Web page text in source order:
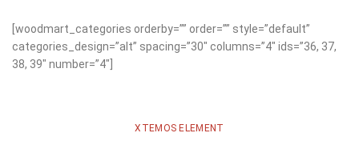
[woodmart_categories orderby=”” order=”” style=”default”
categories_design=”alt” spacing=”30″ columns=”4″ ids=”36, 37,
38, 39″ number=”4″]
XTEMOS ELEMENT